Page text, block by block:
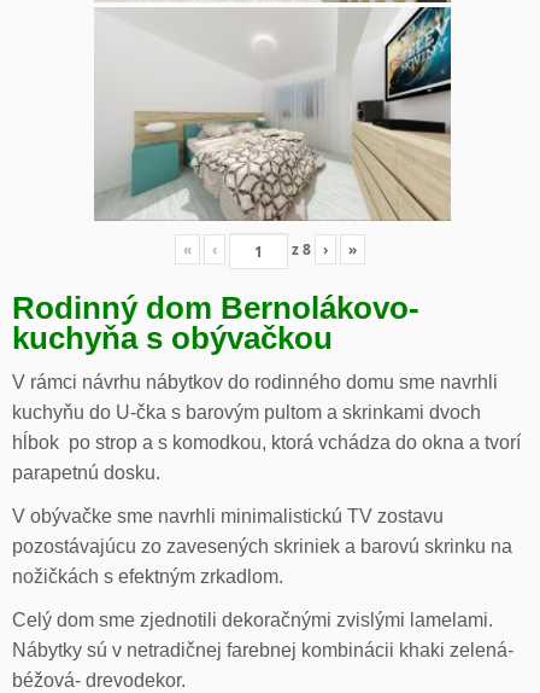
« ‹ z8 › »
Rodinný dom Bernolákovo-
kuchyňa s obývačkou
V rámci návrhu nábytkov do rodinného domu sme navrhli
kuchyňu do U-čka s barovým pultom a skrinkami dvoch
hĺbok po strop a s komodkou, ktorá vchádza do okna a tvorí
parapetnú dosku.
V obývačke sme navrhli minimalistickú TV zostavu
pozostávajúcu zo zavesených skriniek a barovú skrinku na
nožičkách s efektným zrkadlom.
Celý dom sme zjednotili dekoračnými zvislými lamelami.
Nábytky sú v netradičnej farebnej kombinácii khaki zelená-
béžová- drevodekor.